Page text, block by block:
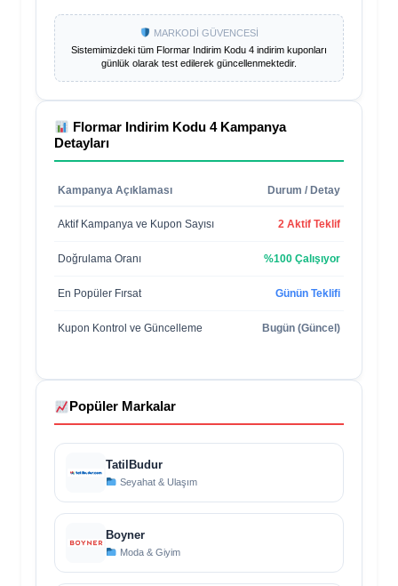
MARKODİ GÜVENCESİ
Sistemimizdeki tüm Flormar Indirim Kodu 4 indirim kuponları
günlük olarak test edilerek güncellenmektedir.
Flormar Indirim Kodu 4Kampanya
Detayları
Kampanya Açıklaması Durum / Detay
Aktif Kampanya ve Kupon Sayısı 2 Aktif Teklif
Doğrulama Oranı %100 Çalışıyor
En Popüler Fırsat Günün Teklifi
Kupon Kontrol ve Güncelleme Bugün (Güncel)
Popüler Markalar
TatilBudur
Seyahat & Ulaşım
Boyner
Moda & Giyim